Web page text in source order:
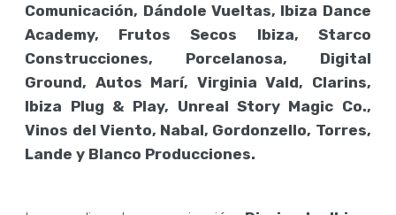
Comunicación, Dándole Vueltas, Ibiza Dance
Academy, Frutos Secos Ibiza, Starco
Construcciones, Porcelanosa, Digital
Ground, Autos Marí, Virginia Vald, Clarins,
Ibiza Plug & Play, Unreal Story Magic Co.,
Vinos del Viento, Nabal, Gordonzello, Torres,
Lande y Blanco Producciones.